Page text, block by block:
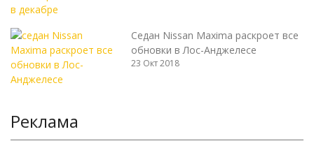
Седан Nissan Maxima раскроет все
обновки в Лос-Анджелесе
23 Окт 2018
Реклама